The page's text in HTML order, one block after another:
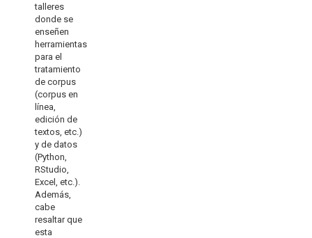
talleres
donde se
enseñen
herramientas
para el
tratamiento
de corpus
(corpus en
línea,
edición de
textos, etc.)
y de datos
(Python,
RStudio,
Excel, etc.).
Además,
cabe
resaltar que
esta